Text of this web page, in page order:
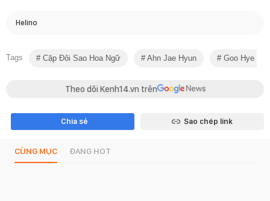
Helino
Tags Cặp Đôi Sao Hoa Ngữ Ahn Jae Hyun Goo Hye Sun
Theo dõi Kenh14.vn trên
Chia sẻ Sao chép link
CÙNG MỤC ĐANG HOT